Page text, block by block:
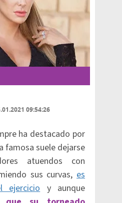
09:54:26
ha destacado por
famosa suele dejarse
atuendos con
sus curvas, es
ejercicioy aunque